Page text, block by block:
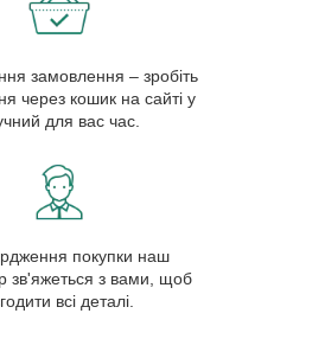
замовлення – зробіть
через кошик на сайті у
для вас час.
покупки наш
зв'яжеться з вами, щоб
всі деталі.